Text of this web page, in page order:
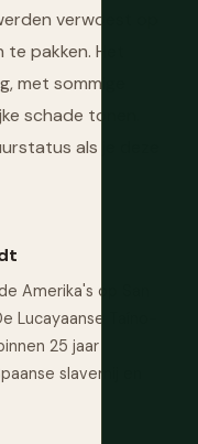
verwoest op
pakken. Het
met sommige
schade tonen.
als je deze
Amerika's op San
Lucayaanse Taíno-
25 jaar
slavernij en